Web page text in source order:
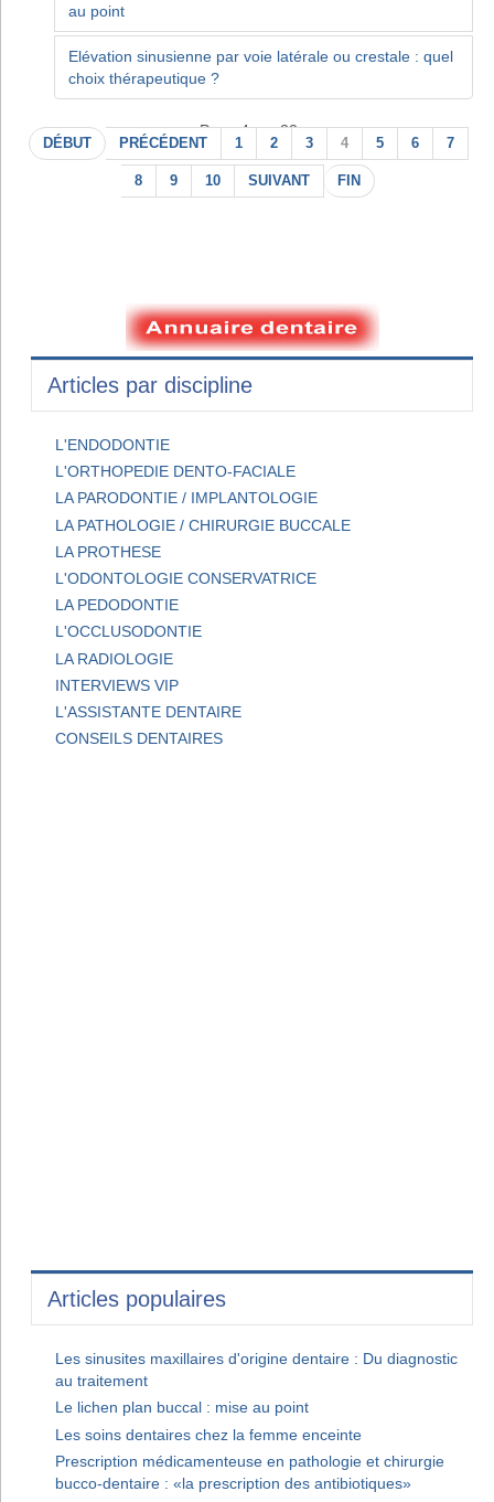
au point
Elévation sinusienne par voie latérale ou crestale : quel
choix thérapeutique ?
Page 4 sur 22
DÉBUT PRÉCÉDENT 1 2 3 4 5 6 7
8 9 10 SUIVANT FIN
Articles par discipline
L'ENDODONTIE
L'ORTHOPEDIE DENTO-FACIALE
LA PARODONTIE / IMPLANTOLOGIE
LA PATHOLOGIE / CHIRURGIE BUCCALE
LA PROTHESE
L'ODONTOLOGIE CONSERVATRICE
LA PEDODONTIE
L'OCCLUSODONTIE
LA RADIOLOGIE
INTERVIEWS VIP
L'ASSISTANTE DENTAIRE
CONSEILS DENTAIRES
Articles populaires
Les sinusites maxillaires d'origine dentaire : Du diagnostic
au traitement
Le lichen plan buccal : mise au point
Les soins dentaires chez la femme enceinte
Prescription médicamenteuse en pathologie et chirurgie
bucco-dentaire : «la prescription des antibiotiques»